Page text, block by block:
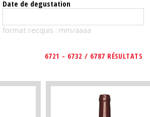
Date de degustation
format recquis : mm/aaaa
6721 - 6732 / 6787 RÉSULTATS